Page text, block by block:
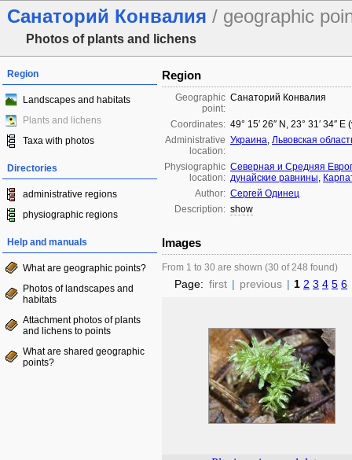
Санаторий Конвалия / geographic
Photos of plants and lichens
Region
Landscapes and habitats
Plants and lichens
Taxa with photos
Directories
administrative regions
physiographic regions
Help and manuals
What are geographic points?
Photos of landscapes and
habitats
Attachment photos of plants
and lichens to points
What are shared geographic
points?
Region
Geographic
point:
Санаторий Конвалия
Coordinates: 49° 15′ 26″ N, 23° 31′ 34″
Administrative
location:
Украина, Львовская
Physiographic
location:
Северная и Средняя
дунайские равнины,
Author: Сергей Одинец
Description: show
Images
From 1 to 30 are shown (30 of 248 found)
Page: first | previous | 1 2 3 4 5 6